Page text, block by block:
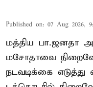
Published on: 07 Aug 2026,
மத்திய பா.ஜனதா
மசோதாவை
நடவடிக்கை எடுத்து